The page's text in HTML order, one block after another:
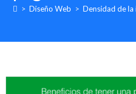
> Diseño Web > Densidad de